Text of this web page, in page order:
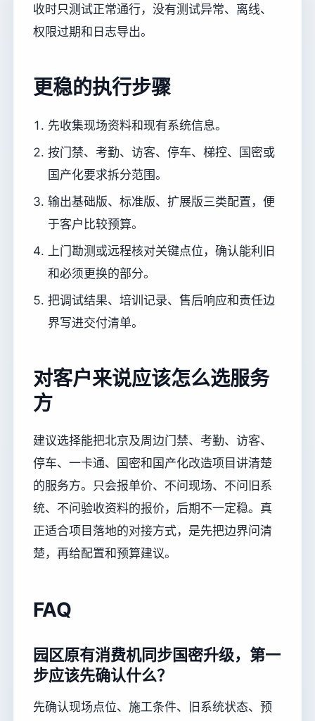
收时只测试正常通行，没有测试异常、离线、
权限过期和日志导出。
更稳的执行步骤
先收集现场资料和现有系统信息。
按门禁、考勤、访客、停车、梯控、国密或
国产化要求拆分范围。
输出基础版、标准版、扩展版三类配置，便
于客户比较预算。
上门勘测或远程核对关键点位，确认能利旧
和必须更换的部分。
把调试结果、培训记录、售后响应和责任边
界写进交付清单。
对客户来说应该怎么选服务
方
建议选择能把北京及周边门禁、考勤、访客、
停车、一卡通、国密和国产化改造项目讲清楚
的服务方。只会报单价、不问现场、不问旧系
统、不问验收资料的报价，后期不一定稳。真
正适合项目落地的对接方式，是先把边界问清
楚，再给配置和预算建议。
FAQ
园区原有消费机同步国密升级，第一
步应该先确认什么？
先确认现场点位、施工条件、旧系统状态、预